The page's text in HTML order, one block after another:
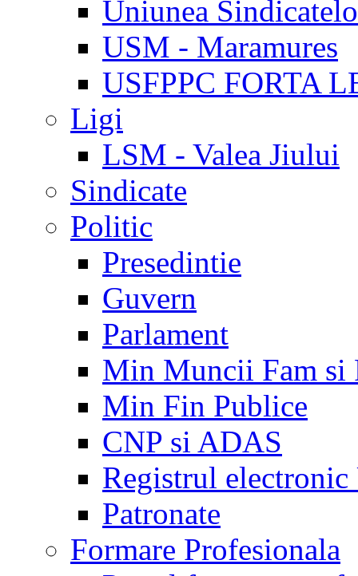
Uniunea
USM - Maramures
USFPPC FORTA
Ligi
LSM - Valea Jiului
Sindicate
Politic
Presedintie
Guvern
Parlament
Min Muncii Fam si
Min Fin Publice
CNP si ADAS
Registrul electronic
Patronate
Formare Profesionala